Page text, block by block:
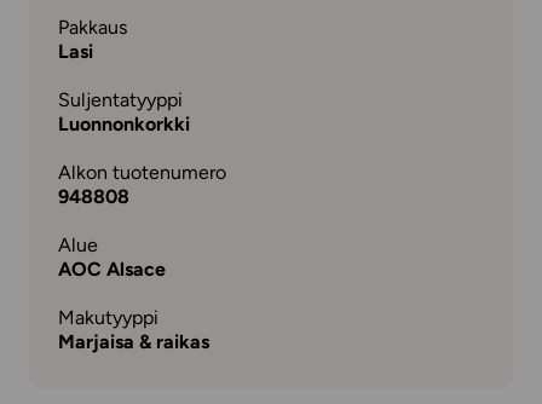
Pakkaus
Lasi
Suljentatyyppi
Luonnonkorkki
Alkon tuotenumero
948808
Alue
AOC Alsace
Makutyyppi
Marjaisa & raikas